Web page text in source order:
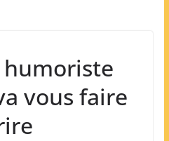
humoriste
vous faire